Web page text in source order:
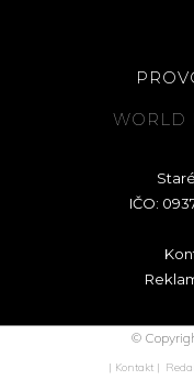
WORLD
IČO:
©
| Kontakt |